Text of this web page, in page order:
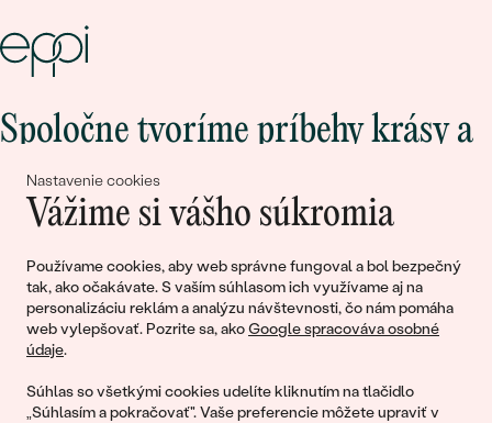
Nastavenie cookies
Vážime si vášho súkromia
Používame cookies, aby web správne fungoval a bol bezpečný
tak, ako očakávate. S vaším súhlasom ich využívame aj na
personalizáciu reklám a analýzu návštevnosti, čo nám pomáha
web vylepšovať. Pozrite sa, akoGoogle spracováva osobné
údaje.
Súhlas so všetkými cookies udelíte kliknutím na tlačidlo
„Súhlasím a pokračovať". Vaše preferencie môžete upraviť v
Spoločne tvoríme príbehy krásy a
lásky